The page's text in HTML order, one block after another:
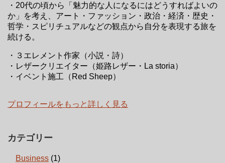
・20代の頃から「魅力的な人になるにはどうすればよいの
か」を考え、アート・ファッション・政治・経済・歴史・
哲学・スピリチュアルなどの観点から自分を表現する旅を
続ける。
・３エレメント作家（小説・詩）
・レザークリエイター（姫路レザー・La storia）
・イベント施工（Red Sheep）
プロフィールをもっと詳しく見る
カテゴリー
Business (1)